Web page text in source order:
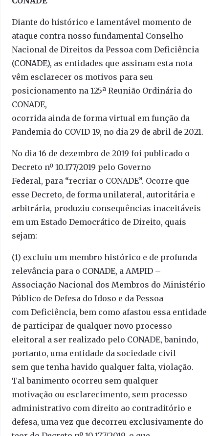
Diante do histórico e lamentável momento de
ataque contra nosso fundamental Conselho
Nacional de Direitos da Pessoa com Deficiência
(CONADE), as entidades que assinam esta nota
vêm esclarecer os motivos para seu
posicionamento na 125ª Reunião Ordinária do
CONADE,
ocorrida ainda de forma virtual em função da
Pandemia do COVID-19, no dia 29 de abril de 2021.
No dia 16 de dezembro de 2019 foi publicado o
Decreto nº 10.177/2019 pelo Governo
Federal, para “recriar o CONADE”. Ocorre que
esse Decreto, de forma unilateral, autoritária e
arbitrária, produziu consequências inaceitáveis
em um Estado Democrático de Direito, quais
sejam:
(1) excluiu um membro histórico e de profunda
relevância para o CONADE, a AMPID –
Associação Nacional dos Membros do Ministério
Público de Defesa do Idoso e da Pessoa
com Deficiência, bem como afastou essa entidade
de participar de qualquer novo processo
eleitoral a ser realizado pelo CONADE, banindo,
portanto, uma entidade da sociedade civil
sem que tenha havido qualquer falta, violação.
Tal banimento ocorreu sem qualquer
motivação ou esclarecimento, sem processo
administrativo com direito ao contraditório e
defesa, uma vez que decorreu exclusivamente do